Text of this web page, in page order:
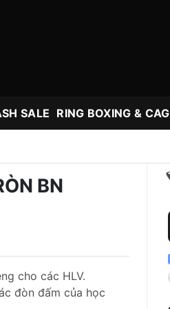
SALE RING BOXING &
BN
cho các HLV.
đòn đấm của học